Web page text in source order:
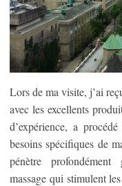
Lors de ma visite, j’ai
avec les excellents
d’expérience, a
besoins spécifiques de
pénètre
massage qui stimulent